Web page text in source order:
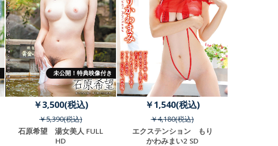
未公開！特典映像付き
￥3,500(税込)
￥5,390(税込)
石原希望 湯女美人 FULL
HD
￥1,540(税込)
￥4,180(税込)
エクステンション もり
かわみまい2 SD